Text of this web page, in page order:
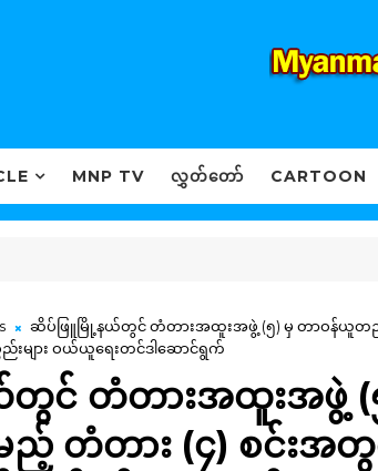
MNP TV လွှတ်တော် CARTOON
ဆိပ်ဖြူမြို့နယ်တွင် တံတားအထူးအဖွဲ့ (၅) မှ တာဝန်ယူတ
းများ ဝယ်ယူရေးတင်ဒါဆောင်ရွက်
င် တံတားအထူးအဖွဲ့ (
တံတား (၄) စင်းအ